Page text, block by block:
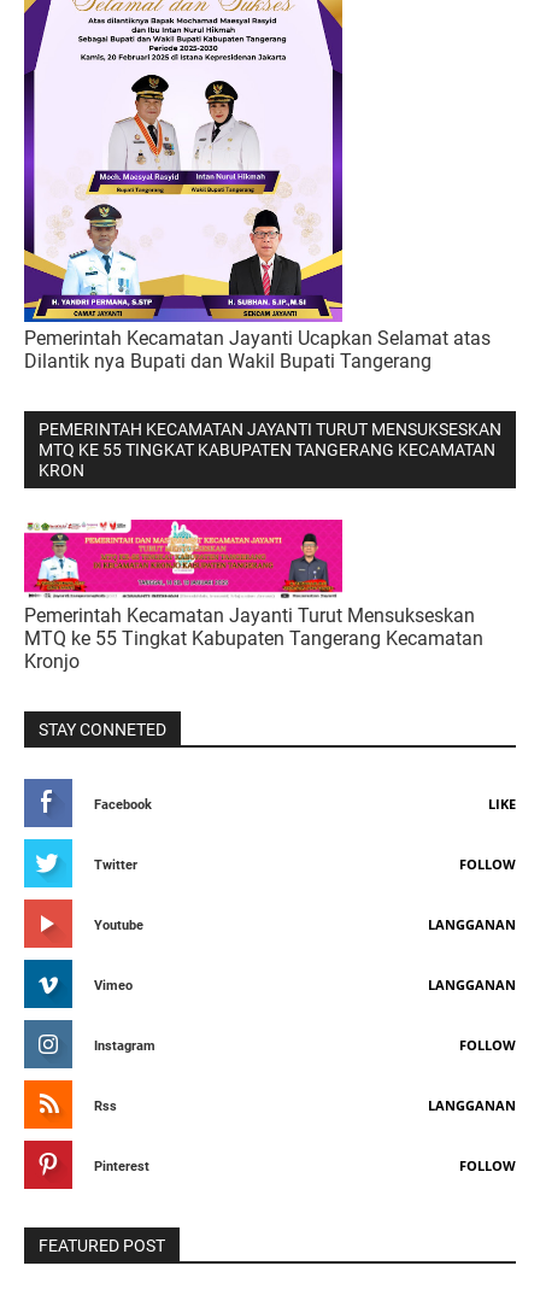
Pemerintah Kecamatan Jayanti Ucapkan Selamat atas
Dilantik nya Bupati dan Wakil Bupati Tangerang
PEMERINTAH KECAMATAN JAYANTI TURUT MENSUKSESKAN
MTQ KE 55 TINGKAT KABUPATEN TANGERANG KECAMATAN
KRON
Pemerintah Kecamatan Jayanti Turut Mensukseskan
MTQ ke 55 Tingkat Kabupaten Tangerang Kecamatan
Kronjo
STAY CONNETED
Facebook LIKE
Twitter FOLLOW
Youtube LANGGANAN
Vimeo LANGGANAN
Instagram FOLLOW
Rss LANGGANAN
Pinterest FOLLOW
FEATURED POST